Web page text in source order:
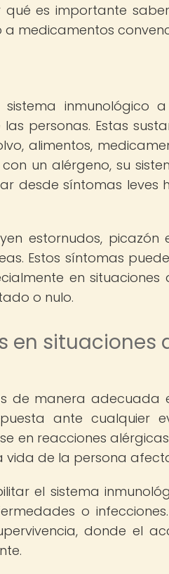
es importante
medicamentos
inmunológico
personas. Estas
alimentos,
un alérgeno, su
desde síntomas leves
estornudos, picazón
Estos síntomas
en situaciones
o nulo.
en situaciones
de manera adecuada
ante cualquier
en reacciones
vida de la persona
el sistema
o
donde el